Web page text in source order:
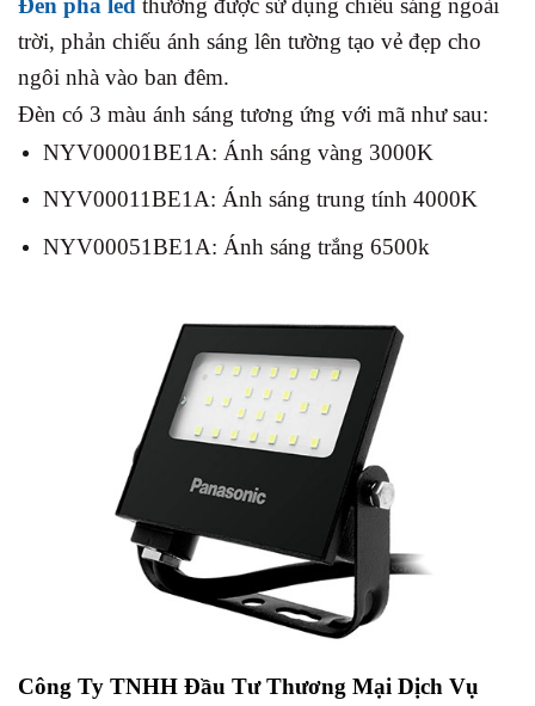
trời, phản chiếu ánh sáng lên tường tạo vẻ đẹp cho
ngôi nhà vào ban đêm.
Đèn có 3 màu ánh sáng tương ứng với mã như sau:
NYV00001BE1A: Ánh sáng vàng 3000K
NYV00011BE1A: Ánh sáng trung tính 4000K
NYV00051BE1A: Ánh sáng trắng 6500k
Công Ty TNHH Đầu Tư Thương Mại Dịch Vụ